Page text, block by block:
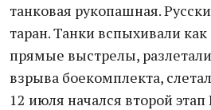
танковая рукопашная.
таран. Танки вспыхивали
прямые выстрелы,
взрыва боекомплекта,
12 июля начался второй